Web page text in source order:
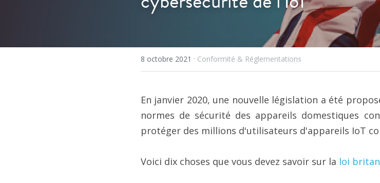
8 octobre 2021 · Conformité & Réglementations
En janvier 2020, une nouvelle législation a été
normes de sécurité des appareils domestiques
protéger des millions d'utilisateurs d'appareils IoT
Voici dix choses que vous devez savoir sur la loi